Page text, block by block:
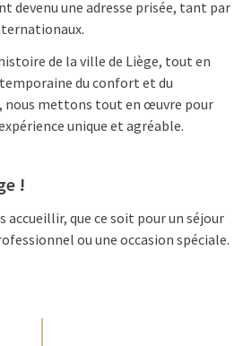
devenu une adresse prisée, tant par
de la ville de Liège, tout en
du confort et du
nous mettons tout en œuvre pour
unique et agréable.
!
accueillir, que ce soit pour un séjour
ou une occasion spéciale.